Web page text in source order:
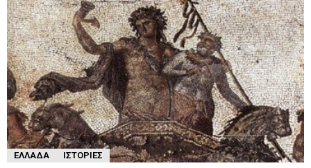
ΕΛΛΆΔΑ ΙΣΤΟΡΊΕΣ